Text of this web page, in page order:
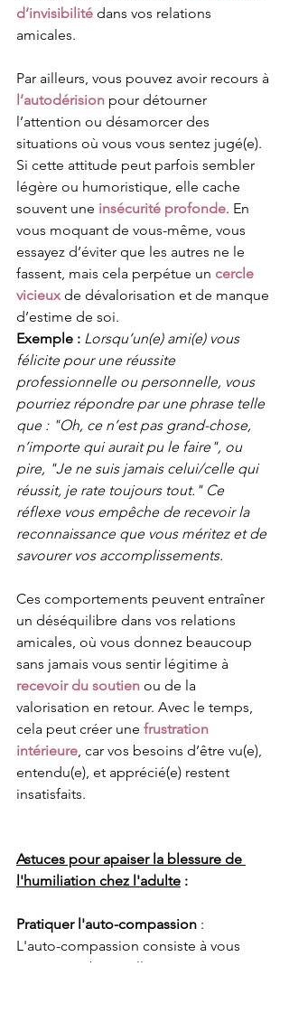
d’invisibilité dans vos relations
amicales.
Par ailleurs, vous pouvez avoir recours à
l’autodérision pour détourner
l’attention ou désamorcer des
situations où vous vous sentez jugé(e).
Si cette attitude peut parfois sembler
légère ou humoristique, elle cache
souvent une insécurité profonde. En
vous moquant de vous-même, vous
essayez d’éviter que les autres ne le
fassent, mais cela perpétue un cercle
vicieux de dévalorisation et de manque
d’estime de soi.
Exemple : Lorsqu’un(e) ami(e) vous
félicite pour une réussite
professionnelle ou personnelle, vous
pourriez répondre par une phrase telle
que : "Oh, ce n’est pas grand-chose,
n’importe qui aurait pu le faire", ou
pire, "Je ne suis jamais celui/celle qui
réussit, je rate toujours tout." Ce
réflexe vous empêche de recevoir la
reconnaissance que vous méritez et de
savourer vos accomplissements.
Ces comportements peuvent entraîner
un déséquilibre dans vos relations
amicales, où vous donnez beaucoup
sans jamais vous sentir légitime à
recevoir du soutien ou de la
valorisation en retour. Avec le temps,
cela peut créer une frustration
intérieure , car vos besoins d’être vu(e),
entendu(e), et apprécié(e) restent
insatisfaits.
Astuces pour apaiser la blessure de
l'humiliation chez l'adulte :
Pratiquer l'auto-compassion :
L'auto-compassion consiste à vous
traiter avec bienveillance et à vous